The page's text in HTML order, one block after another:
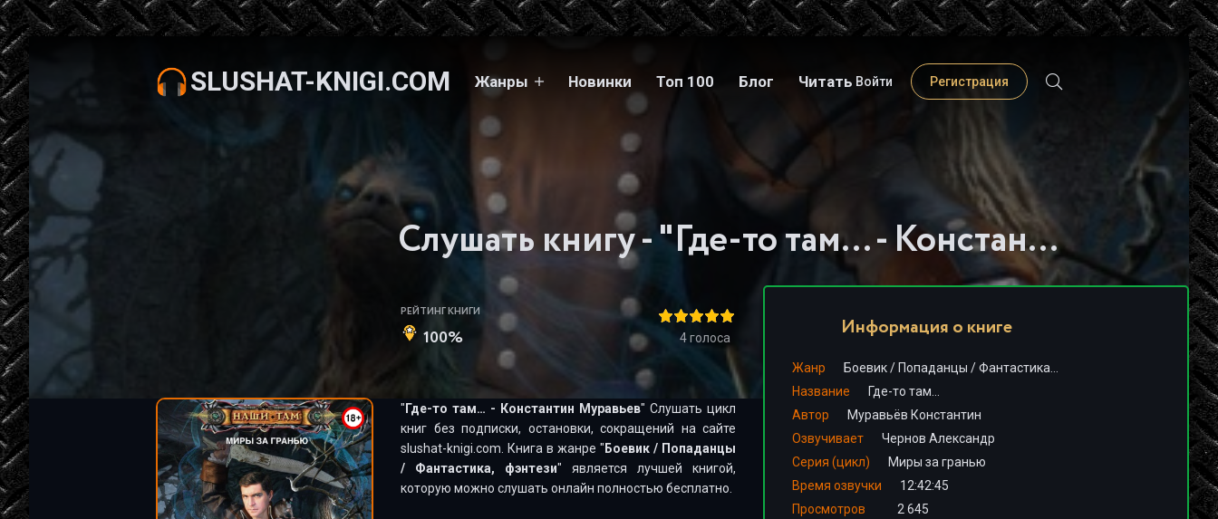
SLUSHAT-KNIGI.COM Жанры Новинки Топ 100 Блог Читать Войти Регистрация
Слушать книгу - "Где-то там… - Константин Муравьев"
РЕЙТИНГ КНИГИ
100% 4голоса
" Где-то там… - Константин Муравьев" Слушать цикл
книг без подписки, остановки, сокращений на сайте
slushat-knigi.com. Книга в жанре " Боевик / Попаданцы
/ Фантастика, фэнтези" является лучшей книгой,
которую можно слушать онлайн полностью бесплатно.
Информация о книге
Жанр Боевик/ Попаданцы /Фантастика, фэнтези
Название
Где-то там…
Автор
Муравьёв Константин
Озвучивает
Чернов Александр
Серия (цикл)
Миры за гранью
Время озвучки
12:42:45
Просмотров
2 645